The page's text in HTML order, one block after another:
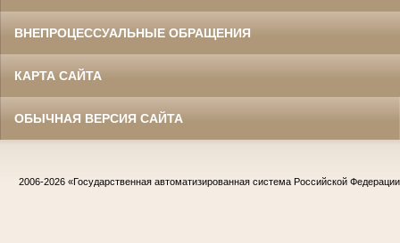
ВНЕПРОЦЕССУАЛЬНЫЕ ОБРАЩЕНИЯ
КАРТА САЙТА
ОБЫЧНАЯ ВЕРСИЯ САЙТА
2006-2026 «Государственная автоматизированная система Российской